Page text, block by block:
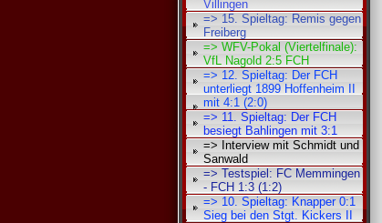
Villingen
=> 15. Spieltag: Remis gegen
Freiberg
=> WFV-Pokal (Viertelfinale):
VfL Nagold 2:5 FCH
=> 12. Spieltag: Der FCH
unterliegt 1899 Hoffenheim II
mit 4:1 (2:0)
=> 11. Spieltag: Der FCH
besiegt Bahlingen mit 3:1
=> Interview mit Schmidt und
Sanwald
=> Testspiel: FC Memmingen
- FCH 1:3 (1:2)
=> 10. Spieltag: Knapper 0:1
Sieg bei den Stgt. Kickers II